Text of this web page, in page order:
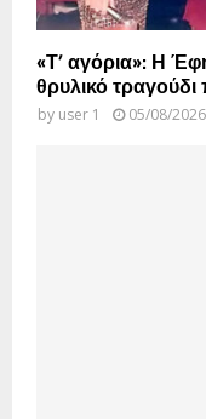
«Τ’ αγόρια»: Η
θρυλικό τραγούδι
by user 1 05/08/2026